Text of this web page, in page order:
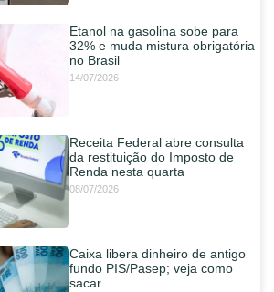
Etanol na gasolina sobe para
32% e muda mistura obrigatória
no Brasil
14/07/2026
Receita Federal abre consulta
da restituição do Imposto de
Renda nesta quarta
08/07/2026
Caixa libera dinheiro de antigo
fundo PIS/Pasep; veja como
sacar